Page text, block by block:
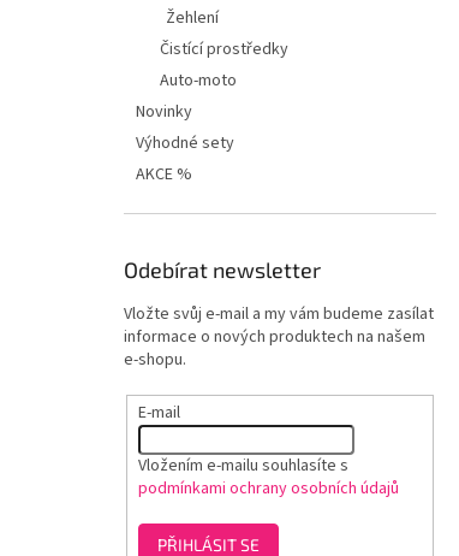
Žehlení
Čistící prostředky
Auto-moto
Novinky
Výhodné sety
AKCE %
Odebírat newsletter
Vložte svůj e-mail a my vám budeme zasílat
informace o nových produktech na našem
e-shopu.
E-mail
Vložením e-mailu souhlasíte s
podmínkami ochrany osobních údajů
PŘIHLÁSIT SE